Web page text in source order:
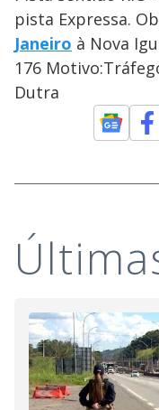
pista Expressa.
Janeiro à Nova
176
Dutra